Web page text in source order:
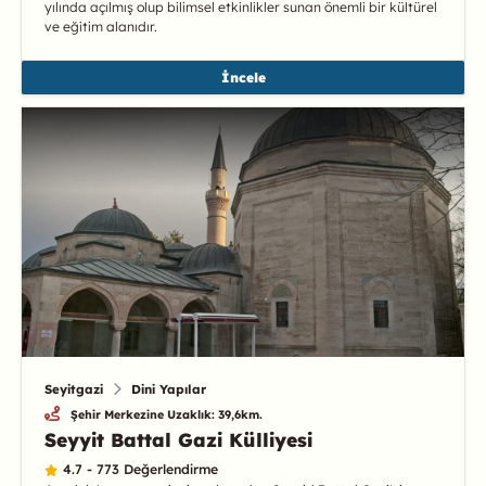
yılında açılmış olup bilimsel etkinlikler sunan önemli bir kültürel
ve eğitim alanıdır.
İncele
Seyitgazi Dini Yapılar
Şehir Merkezine Uzaklık: 39,6km.
Seyyit Battal Gazi Külliyesi
4.7 - 773 Değerlendirme